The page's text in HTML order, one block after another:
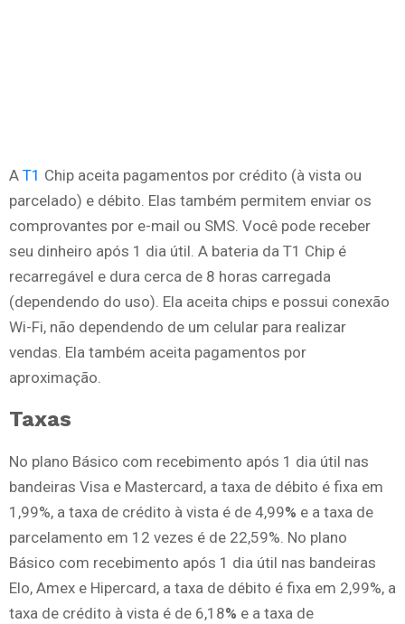
A T1 Chip aceita pagamentos por crédito (à vista ou
parcelado) e débito. Elas também permitem enviar os
comprovantes por e-mail ou SMS. Você pode receber
seu dinheiro após 1 dia útil. A bateria da T1 Chip é
recarregável e dura cerca de 8 horas carregada
(dependendo do uso). Ela aceita chips e possui conexão
Wi-Fi, não dependendo de um celular para realizar
vendas. Ela também aceita pagamentos por
aproximação.
Taxas
No plano Básico com recebimento após 1 dia útil nas
bandeiras Visa e Mastercard, a taxa de débito é fixa em
1,99%, a taxa de crédito à vista é de 4,99% e a taxa de
parcelamento em 12 vezes é de 22,59%. No plano
Básico com recebimento após 1 dia útil nas bandeiras
Elo, Amex e Hipercard, a taxa de débito é fixa em 2,99%, a
taxa de crédito à vista é de 6,18% e a taxa de